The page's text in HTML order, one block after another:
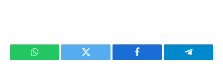
تيلقرام فيسبوك تويتر واتساب